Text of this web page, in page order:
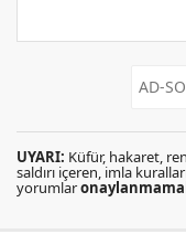
UYARI: Küfür, hakaret,
saldırı içeren, imla
yorumlar